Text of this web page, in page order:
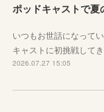
いつもお世話になって
キャストに初挑戦してき
2026.07.27 15:05